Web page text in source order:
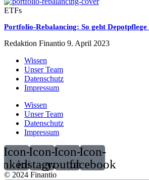
ETFs
Portfolio-Rebalancing: So geht
Redaktion Finantio 9. April 2023
Wissen
Unser Team
Datenschutz
Impressum
Wissen
Unser Team
Datenschutz
Impressum
Icon-Icon-
instagram
Icon-
youtube
Icon-
facebook
© 2024 Finantio